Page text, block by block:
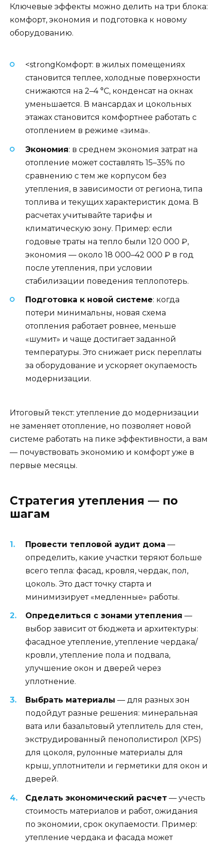
Ключевые эффекты можно делить на три блока:
комфорт, экономия и подготовка к новому
оборудованию.
<strongКомфорт: в жилых помещениях
становится теплее, холодные поверхности
снижаются на 2–4 °C, конденсат на окнах
уменьшается. В мансардах и цокольных
этажах становится комфортнее работать с
отоплением в режиме «зима».
Экономия: в среднем экономия затрат на
отопление может составлять 15–35% по
сравнению с тем же корпусом без
утепления, в зависимости от региона, типа
топлива и текущих характеристик дома. В
расчетах учитывайте тарифы и
климатическую зону. Пример: если
годовые траты на тепло были 120 000 ₽,
экономия — около 18 000–42 000 ₽ в год
после утепления, при условии
стабилизации поведения теплопотерь.
Подготовка к новой системе: когда
потери минимальны, новая схема
отопления работает ровнее, меньше
«шумит» и чаще достигает заданной
температуры. Это снижает риск переплаты
за оборудование и ускоряет окупаемость
модернизации.
Итоговый текст: утепление до модернизации
не заменяет отопление, но позволяет новой
системе работать на пике эффективности, а вам
— почувствовать экономию и комфорт уже в
первые месяцы.
Стратегия утепления — по
шагам
Провести тепловой аудит дома —
определить, какие участки теряют больше
всего тепла: фасад, кровля, чердак, пол,
цоколь. Это даст точку старта и
минимизирует «медленные» работы.
Определиться с зонами утепления —
выбор зависит от бюджета и архитектуры:
фасадное утепление, утепление чердака/
кровли, утепление пола и подвала,
улучшение окон и дверей через
уплотнение.
Выбрать материалы — для разных зон
подойдут разные решения: минеральная
вата или базальтовый утеплитель для стен,
экструдированный пенополистирол (XPS)
для цоколя, рулонные материалы для
крыш, уплотнители и герметики для окон и
дверей.
Сделать экономический расчет — учесть
стоимость материалов и работ, ожидания
по экономии, срок окупаемости. Пример:
утепление чердака и фасада может